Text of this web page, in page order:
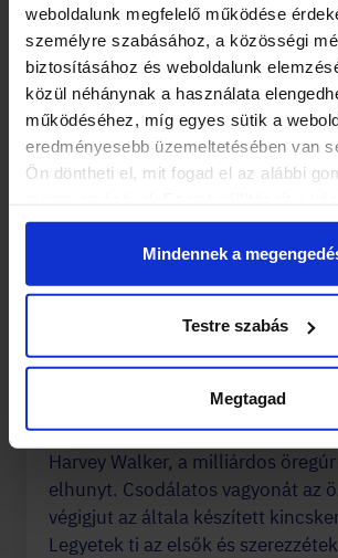
weboldalunk megfelelő működése
személyre szabásához, a közösségi
biztosításához és weboldalunk
közül néhánynak a használata
működéséhez, míg egyes sütik a
eredményesebb üzemeltetésében van
Ön döntheti el, mit fogad el az alábbi
módosíthatja. További részletekről
tájékoztatónkban.Mindennek a
Testre szabás
Megtagad
Az örökség
Harvey Walker, a milliárdos
elhunyt. Csodálatos vagyonát az
végigjut az általa készített
Legyetek ti az elsők és